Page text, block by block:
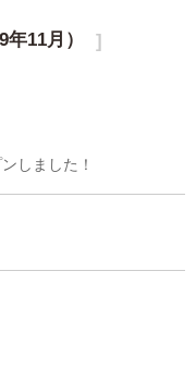
11月）
しました！